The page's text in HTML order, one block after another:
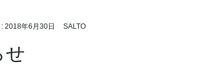
2018年6月30日 SALTO
せ